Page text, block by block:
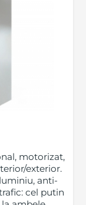
motorizat,
exterior.
anti-
cel putin